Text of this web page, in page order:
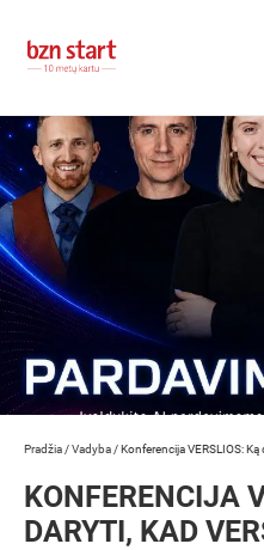
Pradžia /Vadyba /Konferencija VERSLIOS:
KONFERENCIJA
DARYTI, KAD